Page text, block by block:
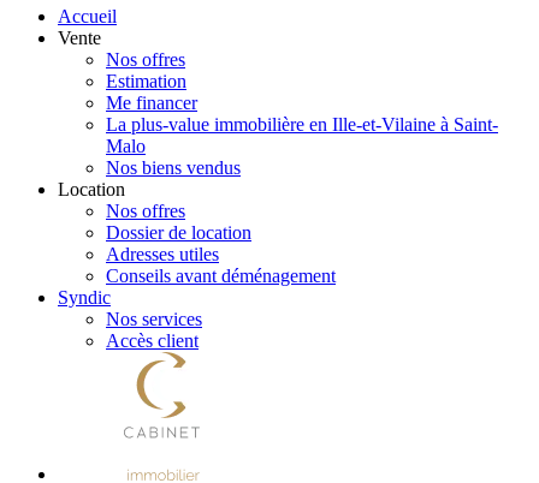
Accueil
Vente
Nos offres
Estimation
Me financer
La plus-value immobilière en Ille-et-Vilaine à Saint-
Malo
Nos biens vendus
Location
Nos offres
Dossier de location
Adresses utiles
Conseils avant déménagement
Syndic
Nos services
Accès client